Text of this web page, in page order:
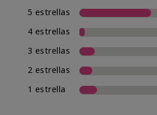
5 estrellas
4 estrellas
3 estrellas
2 estrellas
1 estrella